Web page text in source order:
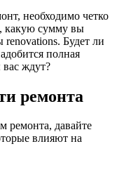
необходимо четко
какую сумму вы
renovations. Будет ли
полная
вас ждут?
ремонта
ремонта, давайте
влияют на